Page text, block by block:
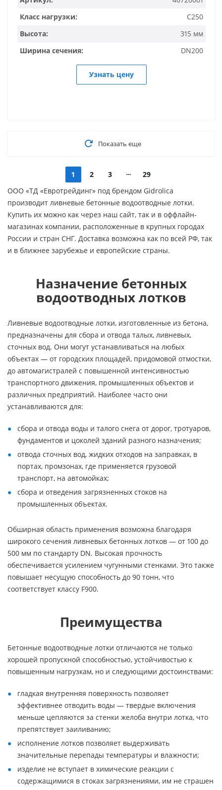
Класс нагрузки:
C250
Высота:
315 мм
Ширина сечения:
DN200
Узнать цену
Показать еще
1 2 3
29
ООО «ТД «Евротрейдинг» под брендом Gidrolica
производит ливневые бетонные водоотводные лотки.
Купить их можно как через наш сайт, так и в оффлайн-
магазинах компании, расположенные в крупных городах
России и стран СНГ. Доставка возможна как по всей РФ, так
и в ближнее зарубежье и европейские страны.
Назначение бетонных
водоотводных лотков
Ливневые водоотводные лотки, изготовленные из бетона,
предназначены для сбора и отвода талых, ливневых,
сточных вод. Они могут устанавливаться на любых
объектах — от городских площадей, придомовой отмостки,
до автомагистралей с повышенной интенсивностью
транспортного движения, промышленных объектов и
различных предприятий. Наиболее часто они
устанавливаются для:
сбора и отвода воды и талого снега от дорог, тротуаров,
фундаментов и цоколей зданий разного назначения;
отвода сточных вод, жидких отходов на заправках, в
портах, промзонах, где применяется грузовой
транспорт, на автомойках;
сбора и отведения загрязненных стоков на
промышленных объектах.
Обширная область применения возможна благодаря
широкого сечения ливневых бетонных лотков — от 100 до
500 мм по стандарту DN. Высокая прочность
обеспечивается усилением чугунными стенками. Это также
повышает несущую способность до 90 тонн, что
соответствует классу F900.
Преимущества
Бетонные водоотводные лотки отличаются не только
хорошей пропускной способностью, устойчивостью к
повышенным нагрузкам, но и следующими достоинствами:
гладкая внутренняя поверхность позволяет
эффективнее отводить воды — твердые включения
меньше цепляются за стенки желоба внутри лотка, что
препятствует заиливанию;
исполнение лотков позволяет выдерживать
значительные перепады температуры и влажности;
изделие не вступает в химические реакции с
содержащимися в стоках загрязнениями, им не страшен